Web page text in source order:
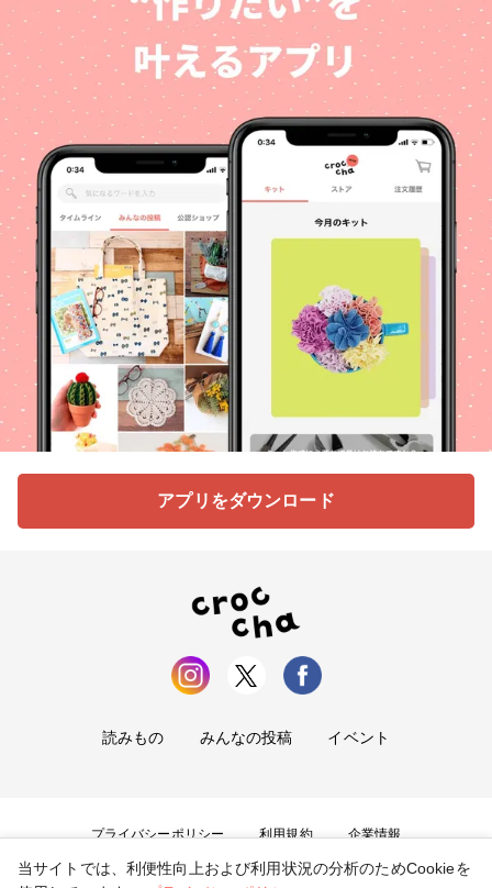
アプリをダウンロード
読みもの みんなの投稿 イベント
プライバシーポリシー 利用規約 企業情報
お問い合わせ
当サイトでは、利便性向上および利用状況の分析のためCookieを